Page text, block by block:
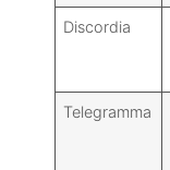
Discordia
Telegramma